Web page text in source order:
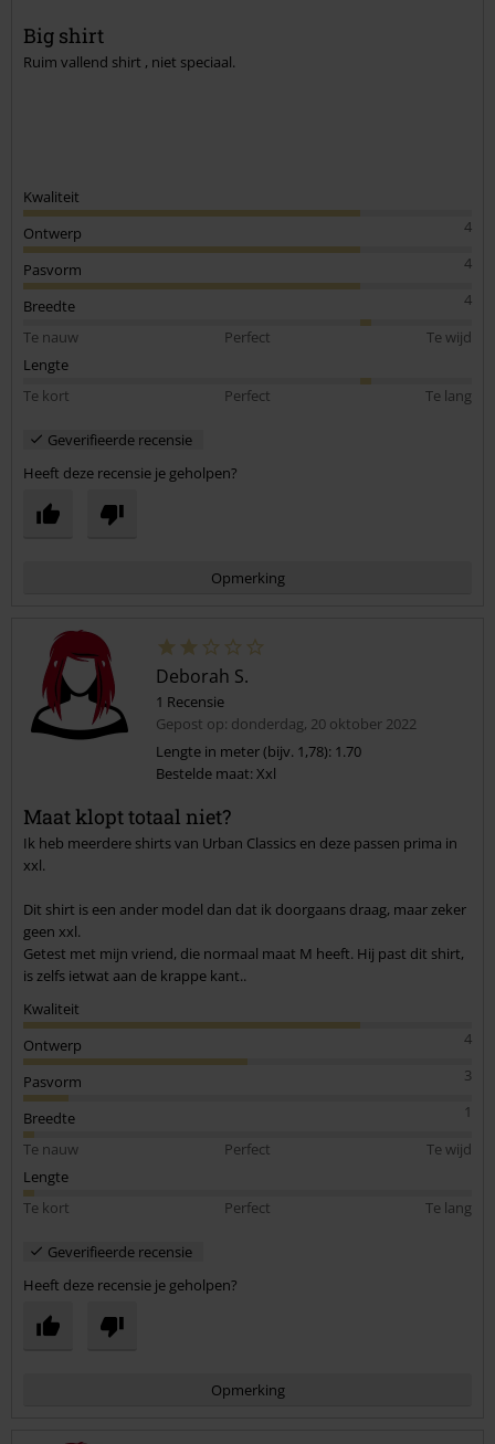
Big shirt
Ruim vallend shirt , niet speciaal.
Kwaliteit
4
Ontwerp
4
Pasvorm
4
Breedte
Te nauw
Perfect
Te wijd
Lengte
Te kort
Perfect Te lang
Geverifieerde recensie
Heeft deze recensie je geholpen?
Opmerking
Commentaar versturen
Deborah S.
1 Recensie
Gepost op: donderdag, 20 oktober 2022
Lengte in meter (bijv. 1,78): 1.70
Bestelde maat: Xxl
Maat klopt totaal niet?
Ik heb meerdere shirts van Urban Classics en deze passen prima in
xxl.
Dit shirt is een ander model dan dat ik doorgaans draag, maar zeker
geen xxl.
Getest met mijn vriend, die normaal maat M heeft. Hij past dit shirt,
is zelfs ietwat aan de krappe kant..
Kwaliteit
4
Ontwerp
3
Pasvorm
1
Breedte
Te nauw
Perfect
Te wijd
Lengte
Te kort
Perfect Te lang
Geverifieerde recensie
Heeft deze recensie je geholpen?
Opmerking